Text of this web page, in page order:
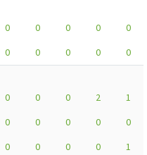
0 0 0 0
0
0 0 0 0
0
0 0 0 2
1
0 0 0 0
0
0 0 0 0
1